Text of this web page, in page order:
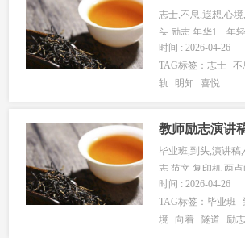
志士,不息,遐想,心
头,励志,年华1、年
车，明知道自己会一
时间 : 2026-04-26
TAG标签：志士 不
轨
明知 喜悦
教师励志演讲
毕业班,到头,演讲稿
志,范文,复印机,两
程，乍一看，就像一
时间 : 2026-04-26
TAG标签：毕业班
境
向着 隧道 励志